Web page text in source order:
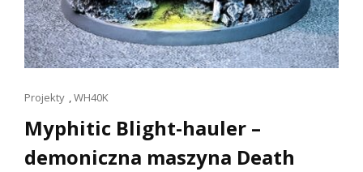
Linki
kotów
Projekty ,WH40K
Myphitic Blight-hauler –
demoniczna maszyna Death